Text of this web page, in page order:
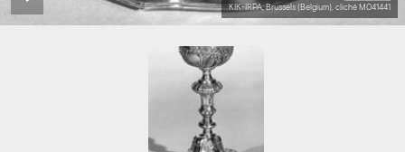
KIK-IRPA, Brussels (Belgium), cliché M041441